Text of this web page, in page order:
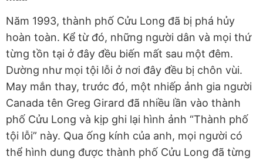
Năm 1993, thành phố Cửu Long đã bị phá hủy
hoàn toàn. Kể từ đó, những người dân và mọi thứ
từng tồn tại ở đây đều biến mất sau một đêm.
Dường như mọi tội lỗi ở nơi đây đều bị chôn vùi.
May mắn thay, trước đó, một nhiếp ảnh gia người
Canada tên Greg Girard đã nhiều lần vào thành
phố Cửu Long và kịp ghi lại hình ảnh “Thành phố
tội lỗi” này. Qua ống kính của anh, mọi người có
thể hình dung được thành phố Cửu Long đã từng